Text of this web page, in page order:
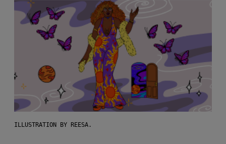
ILLUSTRATION BY REESA.